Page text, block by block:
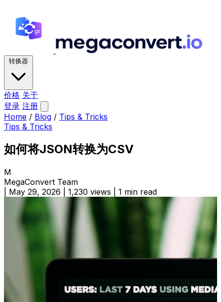
转换器
价格 关于
登录 注册
Home / Blog / Tips & Tricks
Tips & Tricks
如何将JSON转换为CSV
M
MegaConvert Team
May 29, 2026 1,230 views 1 min read